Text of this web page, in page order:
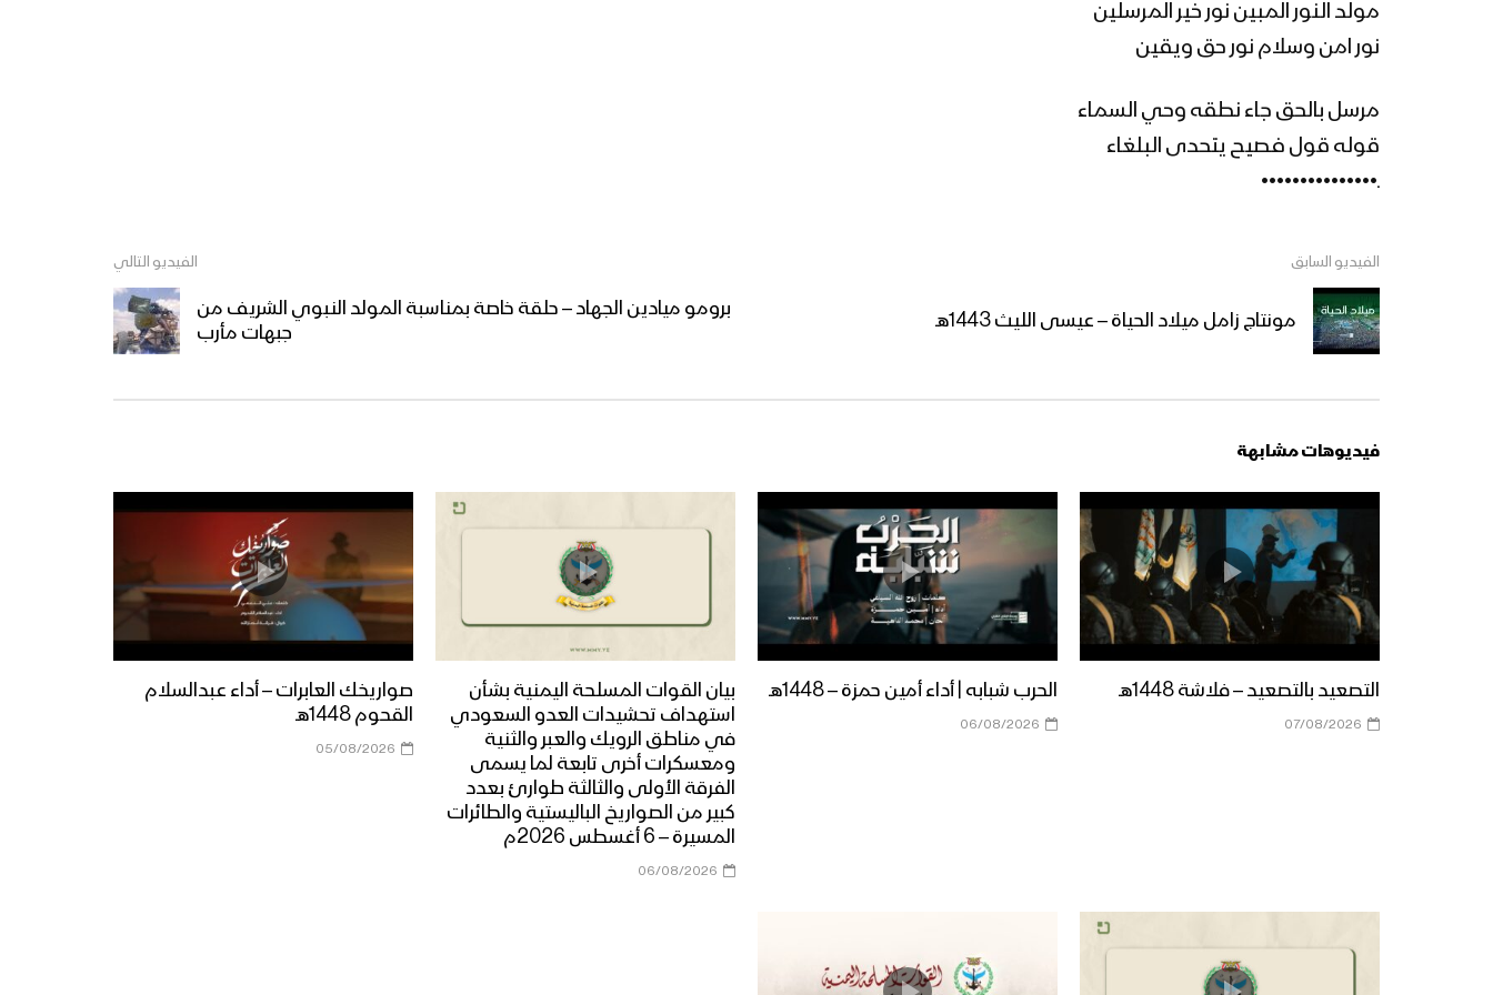
السيد عبدالملك بدرالدين
النبوية 2 محرم 1440هـ
كلمة قائد الثورة السيد
بمناسبة ذكرى الهجرة النبوية
مولد النور المبين نور خير المرسلين
نور امن وسلام نور حق ويقين
مرسل بالحق جاء نطقه وحي السماء
قوله قول فصيح يتحدى البلغاء
ـ•••••••••••••••
الفيديو السابق
مونتاج زامل ميلاد الحياة – عيسى الليث 1443هـ
الفيديو التالي
برومو ميادين الجهاد – حلقة خاصة بمناسبة المولد النبوي الشريف من
جبهات مأرب
فيديوهات مشابهة
التصعيد بالتصعيد – فلاشة 1448هـ
07/08/2026
الحرب شبابه | أداء أمين حمزة – 1448هـ
06/08/2026
بيان القوات المسلحة اليمنية بشأن
استهداف تحشيدات العدو السعودي
في مناطق الرويك والعبر والثنية
ومعسكرات أخرى تابعة لما يسمى
الفرقة الأولى والثالثة طوارئ بعدد
كبير من الصواريخ الباليستية والطائرات
المسيرة – 6 أغسطس 2026م
06/08/2026
صواريخك العابرات – أداء عبدالسلام
القحوم 1448هـ
05/08/2026